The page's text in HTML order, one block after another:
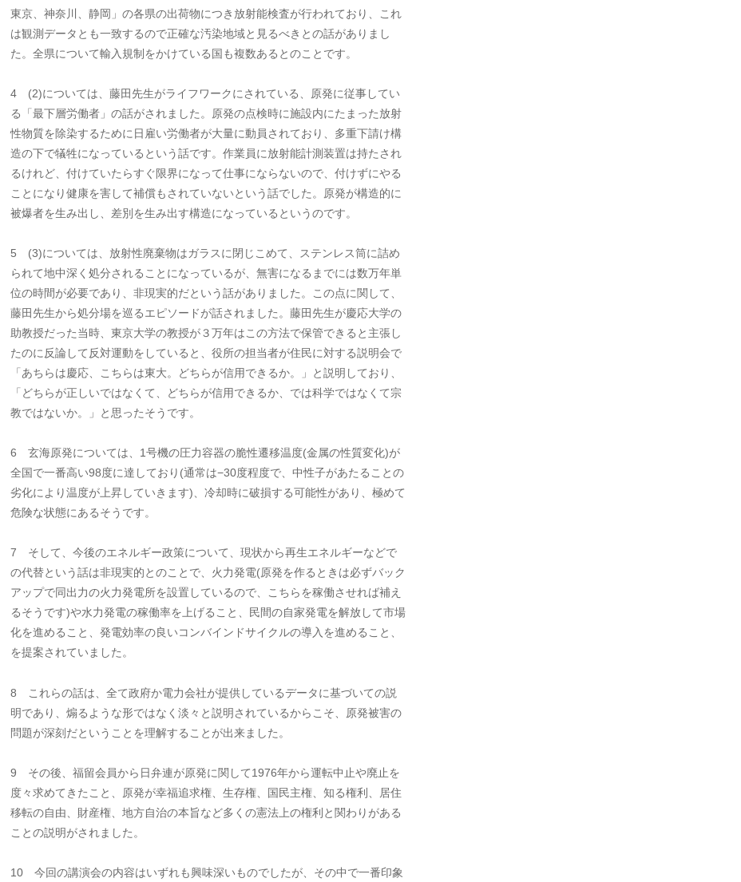
東京、神奈川、静岡」の各県の出荷物につき放射能検査が行われており、これ
は観測データとも一致するので正確な汚染地域と見るべきとの話がありまし
た。全県について輸入規制をかけている国も複数あるとのことです。
4 (2)については、藤田先生がライフワークにされている、原発に従事してい
る「最下層労働者」の話がされました。原発の点検時に施設内にたまった放射
性物質を除染するために日雇い労働者が大量に動員されており、多重下請け構
造の下で犠牲になっているという話です。作業員に放射能計測装置は持たされ
るけれど、付けていたらすぐ限界になって仕事にならないので、付けずにやる
ことになり健康を害して補償もされていないという話でした。原発が構造的に
被爆者を生み出し、差別を生み出す構造になっているというのです。
5 (3)については、放射性廃棄物はガラスに閉じこめて、ステンレス筒に詰め
られて地中深く処分されることになっているが、無害になるまでには数万年単
位の時間が必要であり、非現実的だという話がありました。この点に関して、
藤田先生から処分場を巡るエピソードが話されました。藤田先生が慶応大学の
助教授だった当時、東京大学の教授が３万年はこの方法で保管できると主張し
たのに反論して反対運動をしていると、役所の担当者が住民に対する説明会で
「あちらは慶応、こちらは東大。どちらが信用できるか。」と説明しており、
「どちらが正しいではなくて、どちらが信用できるか、では科学ではなくて宗
教ではないか。」と思ったそうです。
6 玄海原発については、1号機の圧力容器の脆性遷移温度(金属の性質変化)が
全国で一番高い98度に達しており(通常は−30度程度で、中性子があたることの
劣化により温度が上昇していきます)、冷却時に破損する可能性があり、極めて
危険な状態にあるそうです。
7 そして、今後のエネルギー政策について、現状から再生エネルギーなどで
の代替という話は非現実的とのことで、火力発電(原発を作るときは必ずバック
アップで同出力の火力発電所を設置しているので、こちらを稼働させれば補え
るそうです)や水力発電の稼働率を上げること、民間の自家発電を解放して市場
化を進めること、発電効率の良いコンバインドサイクルの導入を進めること、
を提案されていました。
8 これらの話は、全て政府か電力会社が提供しているデータに基づいての説
明であり、煽るような形ではなく淡々と説明されているからこそ、原発被害の
問題が深刻だということを理解することが出来ました。
9 その後、福留会員から日弁連が原発に関して1976年から運転中止や廃止を
度々求めてきたこと、原発が幸福追求権、生存権、国民主権、知る権利、居住
移転の自由、財産権、地方自治の本旨など多くの憲法上の権利と関わりがある
ことの説明がされました。
10 今回の講演会の内容はいずれも興味深いものでしたが、その中で一番印象